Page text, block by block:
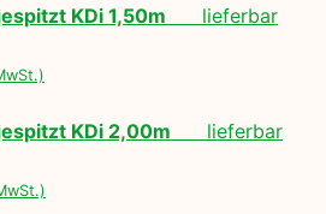
KDi 1,50m lieferbar
KDi 2,00m lieferbar